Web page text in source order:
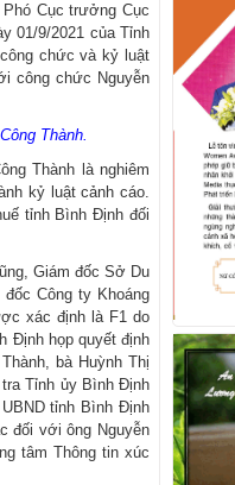
Cục trưởng Cục
01/9/2021 của Tỉnh
chức và kỷ luật
công chức Nguyễn
Thành.
Thành là nghiêm
kỷ luật cảnh cáo.
tỉnh Bình Định đối
Giám đốc Sở Du
Công ty Khoáng
xác định là F1 do
Định họp quyết định
bà Huỳnh Thị
Tỉnh ủy Bình Định
tỉnh Bình Định
đối với ông Nguyễn
tâm Thông tin xúc